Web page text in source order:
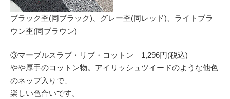
ブラック杢(同ブラック)、グレー杢(同レッド)、ライトブラ
ウン杢(同ブラウン)
③マーブルスラブ・リブ・コットン 1,296円(税込)
やや厚手のコットン物。アイリッシュツイードのような他色
のネップ入りで、
楽しい色合いです。